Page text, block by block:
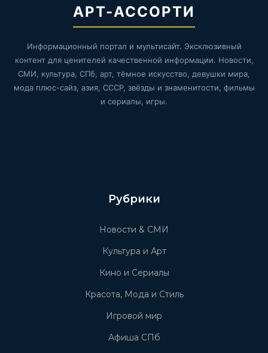
АРТ-АССОРТИ
Информационный портал и мультисайт. Эксклюзивный
контент для ценителей качественной информации. Новости,
СМИ, культура, СПб, арт, тёмное искусство, девушки мира,
мода плюс-сайз, азия, СССР, звёзды и знаменитости, фильмы
и сериалы, игры.
Рубрики
Новости & СМИ
Культура и Арт
Кино и Сериалы
Красота, Мода и Стиль
Игровой мир
Афиша СПб